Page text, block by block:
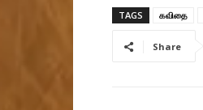
TAGS கவிதை
Share